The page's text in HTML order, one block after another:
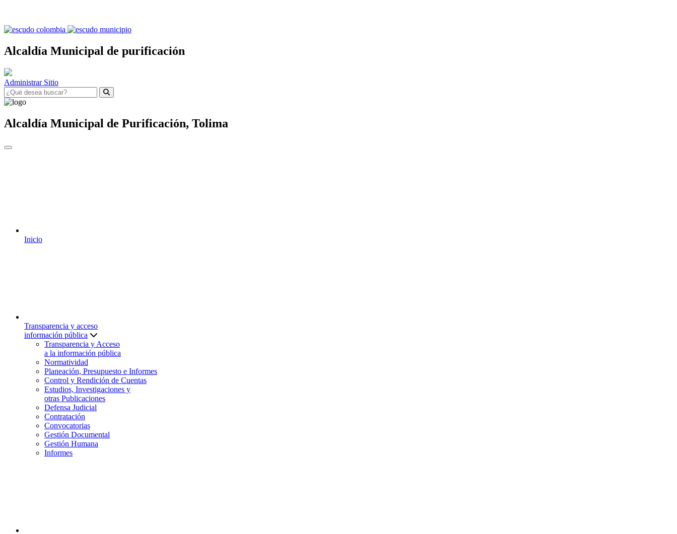
Alcaldía Municipal de purificación
Administrar Sitio
Alcaldía Municipal de Purificación, Tolima
Inicio
Transparencia y acceso
información pública
Transparencia y Acceso
a la información pública
Normatividad
Planeación, Presupuesto e Informes
Control y Rendición de Cuentas
Estudios, Investigaciones y
otras Publicaciones
Defensa Judicial
Contratación
Convocatorias
Gestión Documental
Gestión Humana
Informes